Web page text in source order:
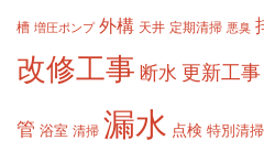
槽 増圧ポンプ 外構 天井 定期清掃 悪臭
改修工事 断水 更新工事
管 浴室 清掃 漏水 点検 特別清掃